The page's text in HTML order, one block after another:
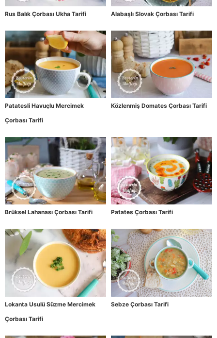
Rus Balık Çorbası Ukha Tarifi Alabaşlı Slovak Çorbası Tarifi
Patatesli Havuçlu Mercimek
Çorbası Tarifi
Közlenmiş Domates Çorbası Tarifi
Brüksel Lahanası Çorbası Tarifi Patates Çorbası Tarifi
Lokanta Usulü Süzme Mercimek
Çorbası Tarifi
Sebze Çorbası Tarifi